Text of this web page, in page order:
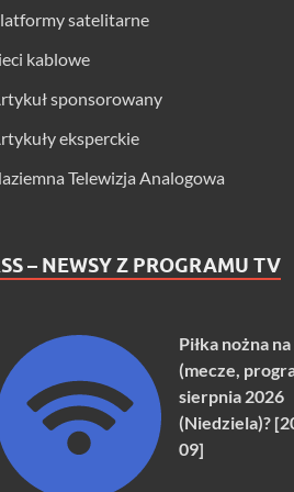
satelitarne
kablowe
sponsorowany
eksperckie
Telewizja Analogowa
– NEWSY Z PROGRAMU TV
Piłka nożna
(mecze,
sierpnia 2026
(Niedziela)?
09]